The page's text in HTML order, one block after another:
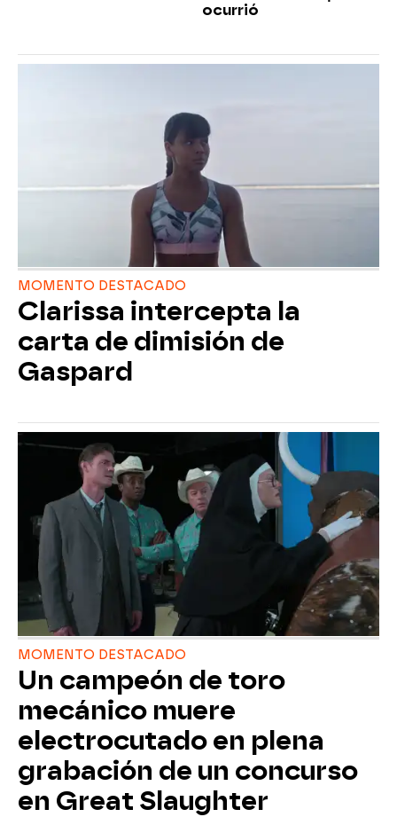
ocurrió
MOMENTO DESTACADO
Clarissa intercepta la
carta de dimisión de
Gaspard
MOMENTO DESTACADO
Un campeón de toro
mecánico muere
electrocutado en plena
grabación de un concurso
en Great Slaughter